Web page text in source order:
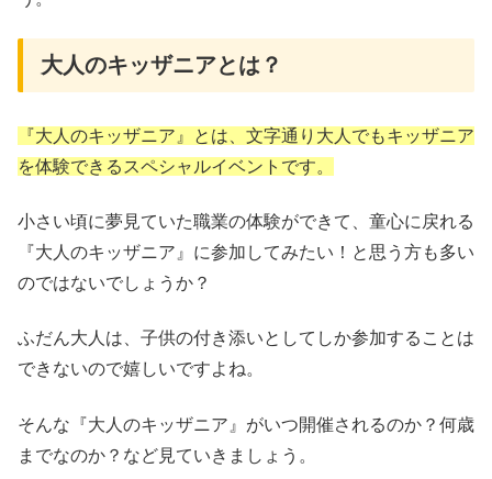
大人のキッザニアとは？
『大人のキッザニア』とは、文字通り大人でもキッザニア
を体験できるスペシャルイベントです。
小さい頃に夢見ていた職業の体験ができて、童心に戻れる
『大人のキッザニア』に参加してみたい！と思う方も多い
のではないでしょうか？
ふだん大人は、子供の付き添いとしてしか参加することは
できないので嬉しいですよね。
そんな『大人のキッザニア』がいつ開催されるのか？何歳
までなのか？など見ていきましょう。